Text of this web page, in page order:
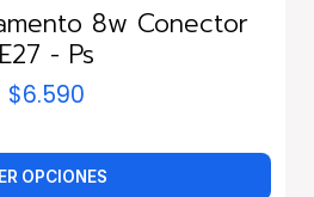
8w Conector
E27 - Ps
$6.590
OPCIONES